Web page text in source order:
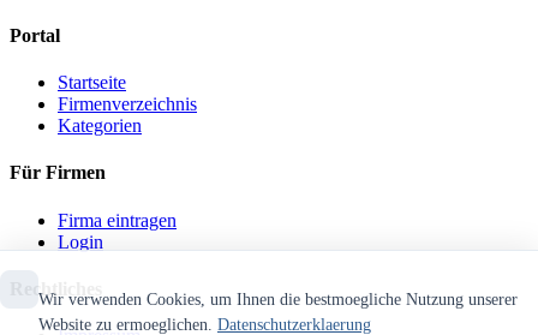
Portal
Startseite
Firmenverzeichnis
Kategorien
Für Firmen
Firma eintragen
Login
Rechtliches
Wir verwenden Cookies, um Ihnen die bestmoegliche Nutzung unserer
Website zu ermoeglichen. Datenschutzerklaerung